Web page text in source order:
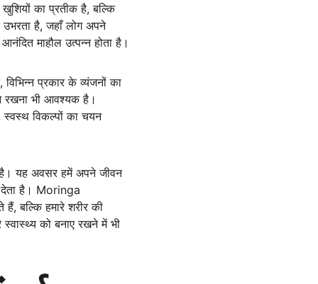
का प्रतीक है, बल्कि
उभरता है, जहाँ लोग अपने
माहौल उत्पन्न होता है।
विभिन्न प्रकार के व्यंजनों का
रखना भी आवश्यक है।
स्वस्थ विकल्पों का चयन
यह अवसर हमें अपने जीवन
देता है। Moringa
बल्कि हमारे शरीर की
को बनाए रखने में भी